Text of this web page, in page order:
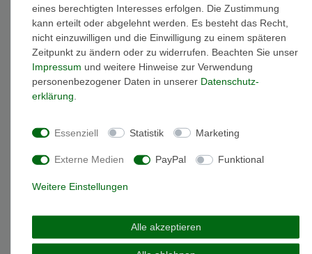
Beschreibung
Weitere Details
EU-Responsible Person
Marke: Miamar
Material: Sterling-Silber 925
Oberfläche: glänzend
Gewicht: 4 gramm
eines berechtigten Interesses erfolgen. Die Zustimmung
kann erteilt oder abgelehnt werden. Es besteht das Recht,
nicht einzuwilligen und die Einwilligung zu einem späteren
Zeitpunkt zu ändern oder zu widerrufen. Beachten Sie unser
Impressum und weitere Hinweise zur Verwendung
personenbezogener Daten in unserer Daten­schutz­
erklärung
Essenziell Statistik Marketing
Externe Medien PayPal Funktional
Weitere Einstellungen
Alle akzeptieren